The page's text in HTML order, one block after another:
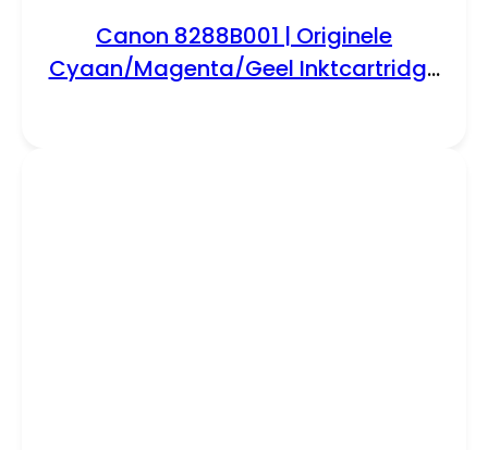
Canon 8288B001 | Originele
Cyaan/Magenta/Geel Inktcartridge